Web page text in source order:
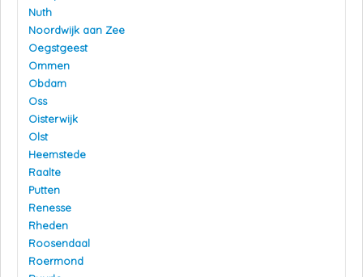
Nuth
Noordwijk aan Zee
Oegstgeest
Ommen
Obdam
Oss
Oisterwijk
Olst
Heemstede
Raalte
Putten
Renesse
Rheden
Roosendaal
Roermond